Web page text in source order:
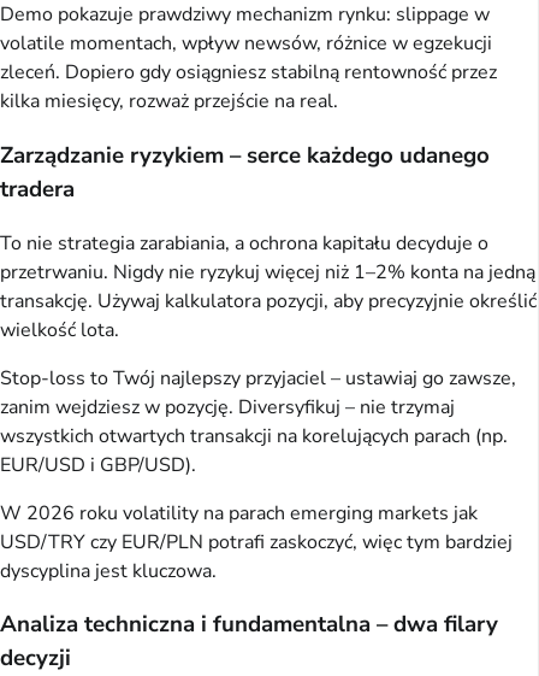
Demo pokazuje prawdziwy mechanizm rynku: slippage w
volatile momentach, wpływ newsów, różnice w egzekucji
zleceń. Dopiero gdy osiągniesz stabilną rentowność przez
kilka miesięcy, rozważ przejście na real.
Zarządzanie ryzykiem – serce każdego udanego
tradera
To nie strategia zarabiania, a ochrona kapitału decyduje o
przetrwaniu. Nigdy nie ryzykuj więcej niż 1–2% konta na jedną
transakcję. Używaj kalkulatora pozycji, aby precyzyjnie określić
wielkość lota.
Stop-loss to Twój najlepszy przyjaciel – ustawiaj go zawsze,
zanim wejdziesz w pozycję. Diversyfikuj – nie trzymaj
wszystkich otwartych transakcji na korelujących parach (np.
EUR/USD i GBP/USD).
W 2026 roku volatility na parach emerging markets jak
USD/TRY czy EUR/PLN potrafi zaskoczyć, więc tym bardziej
dyscyplina jest kluczowa.
Analiza techniczna i fundamentalna – dwa filary
decyzji